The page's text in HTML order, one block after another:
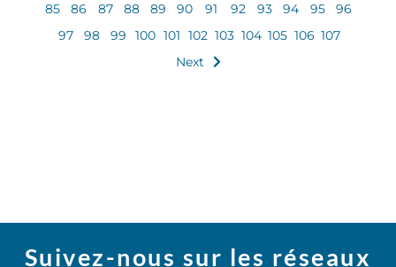
85
86 87 88 89 90 91 92 93 94 95
96
97
98 99 100 101 102 103 104 105 106 107
Next
Suivez-nous sur les réseaux